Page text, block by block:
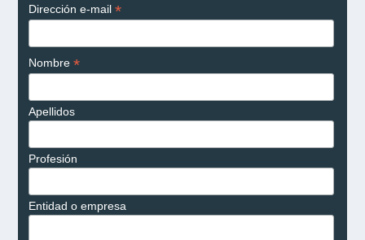
Dirección e-mail *
Nombre *
Apellidos
Profesión
Entidad o empresa